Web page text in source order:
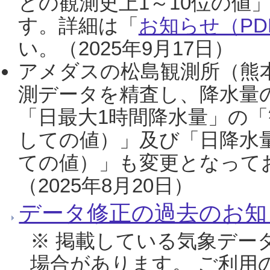
す。詳細は「 お知らせ（
い。（2025年9月17日）
アメダスの松島観測所（熊
測データを精査し、降水
「日最大1時間降水量」の
しての値）」及び「日降
ての値）」も変更となっ
（2025年8月20日）
データ修正の過去のお
※ 掲載している気象デー
場合があります。 ご利用